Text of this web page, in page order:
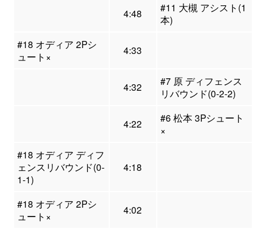
4:48
#11 大槻 アシスト(1
本)
#18 オディア 2Pシ
ュート×
4:33
4:32
#7 原 ディフェンス
リバウンド(0-2-2)
4:22
#6 松本 3Pシュート
×
#18 オディア ディフ
ェンスリバウンド(0-
1-1)
4:18
#18 オディア 2Pシ
ュート×
4:02